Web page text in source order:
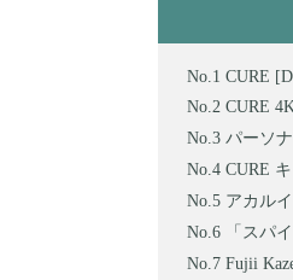
CURE
CURE
パーソ
CURE
アカル
「スパ
Fujii